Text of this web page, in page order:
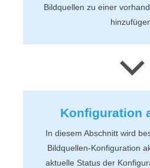
Bildquellen zu einer
Konfiguration
In diesem Abschnitt wird
Bildquellen-Konfiguration
aktuelle Status der